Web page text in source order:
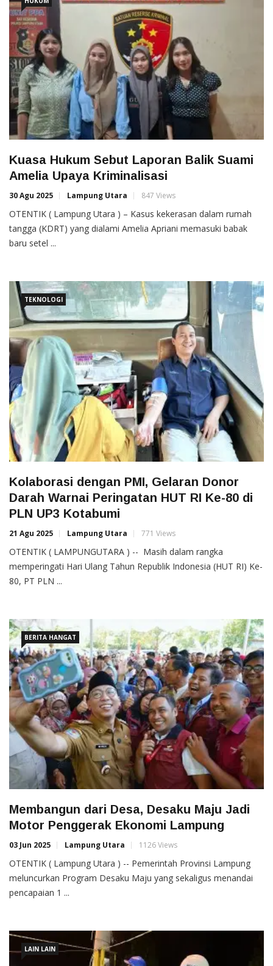
Kuasa Hukum Sebut Laporan Balik Suami
Amelia Upaya Kriminalisasi
30 Agu 2025 Lampung Utara 847 Views
OTENTIK ( Lampung Utara ) – Kasus kekerasan dalam rumah
tangga (KDRT) yang dialami Amelia Apriani memasuki babak
baru setel ...
TEKNOLOGI
Kolaborasi dengan PMI, Gelaran Donor
Darah Warnai Peringatan HUT RI Ke-80 di
PLN UP3 Kotabumi
21 Agu 2025 Lampung Utara 771 Views
OTENTIK ( LAMPUNGUTARA ) -- Masih dalam rangka
memperingati Hari Ulang Tahun Republik Indonesia (HUT RI) Ke-
80, PT PLN ...
BERITA HANGAT
Membangun dari Desa, Desaku Maju Jadi
Motor Penggerak Ekonomi Lampung
03 Jun 2025 Lampung Utara 1126 Views
OTENTIK ( Lampung Utara ) -- Pemerintah Provinsi Lampung
meluncurkan Program Desaku Maju yang sekaligus menandai
pencapaian 1 ...
LAIN LAIN